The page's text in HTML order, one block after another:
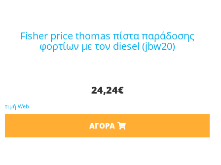
fisher price thomas πίστα παράδοσης
φορτίων με τον diesel (jbw20)
24,24€
τιμή Web
ΑΓΟΡΆ